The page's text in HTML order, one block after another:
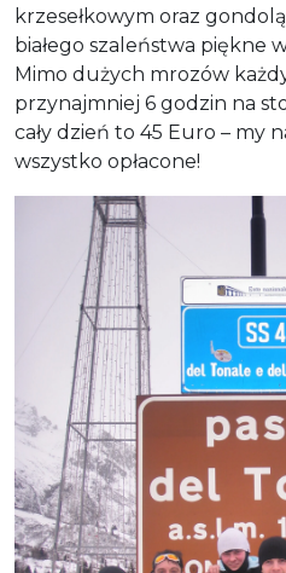
krzesełkowym oraz
białego szaleństwa piękne
Mimo dużych mrozów
przynajmniej 6 godzin na
cały dzień to 45 Euro – my
wszystko opłacone!